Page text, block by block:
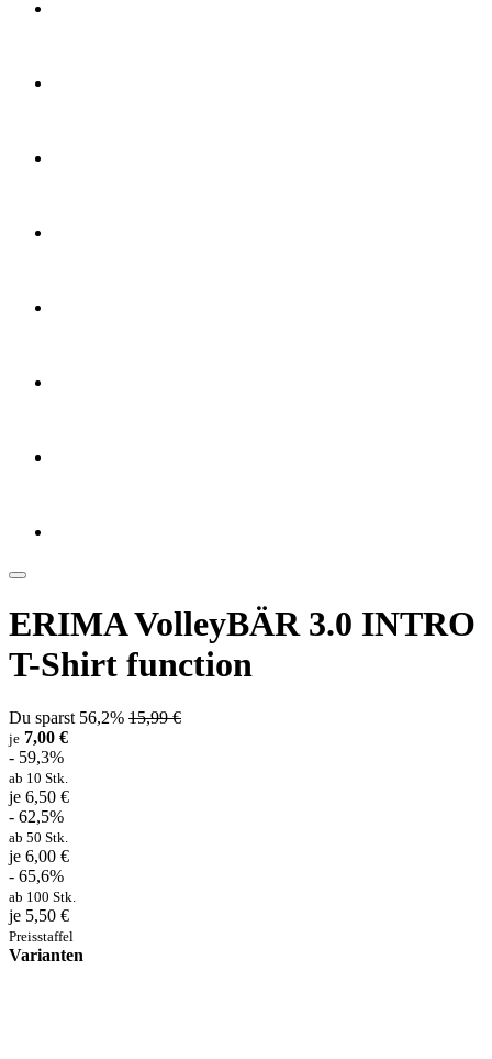
ERIMA VolleyBÄR 3.0 INTRO
T-Shirt function
Du sparst 56,2% 15,99 €
je 7,00 €
- 59,3%
ab 10 Stk.
je 6,50 €
- 62,5%
ab 50 Stk.
je 6,00 €
- 65,6%
ab 100 Stk.
je 5,50 €
Preisstaffel
Varianten